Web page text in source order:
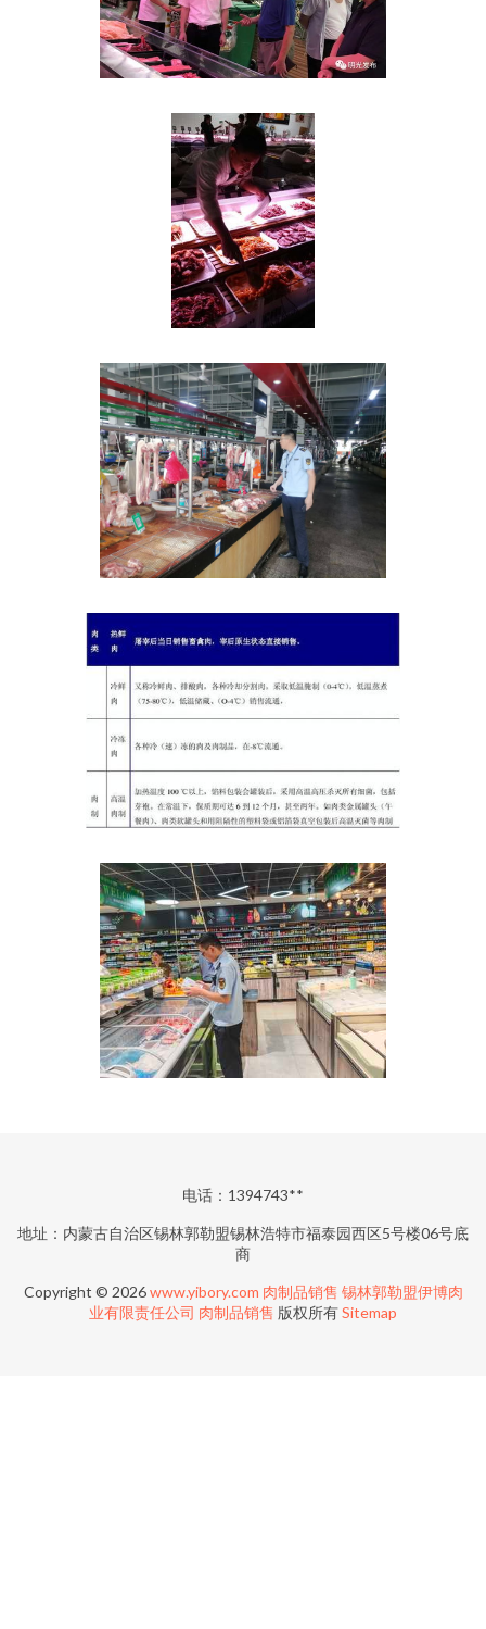
电话：1394743**
地址：内蒙古自治区锡林郭勒盟锡林浩特市福泰园西区5号楼06号底
商
Copyright © 2026www.yibory.com 肉制品销售 锡林郭勒盟伊博肉
业有限责任公司 肉制品销售 版权所有Sitemap